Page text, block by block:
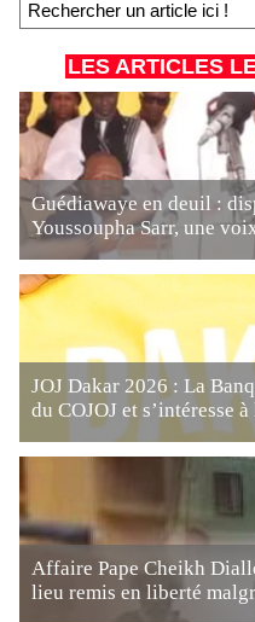
LES ARTICLES
Guédiawaye en deuil :
Youssoupha Sarr, une
JOJ Dakar 2026 : La
du COJOJ et s’intéresse
Affaire Pape Cheikh
lieu remis en liberté